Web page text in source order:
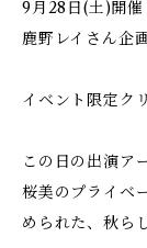
9月28日(土)開催
鹿野レイさん
イベント限定ク
この日の出演ア
桜美のプライベ
められた、秋